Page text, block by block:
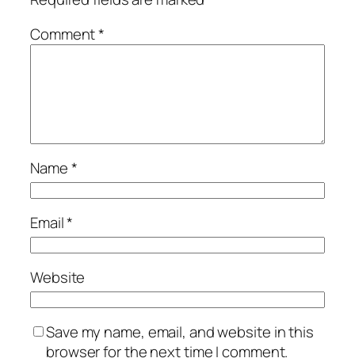
Comment*
Name*
Email*
Website
Save my name, email, and website in this
browser for the next time I comment.